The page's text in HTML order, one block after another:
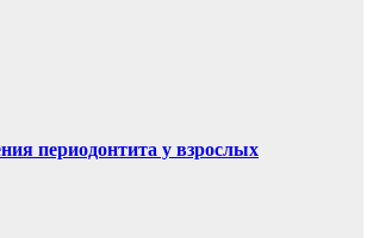
периодонтита у взрослых